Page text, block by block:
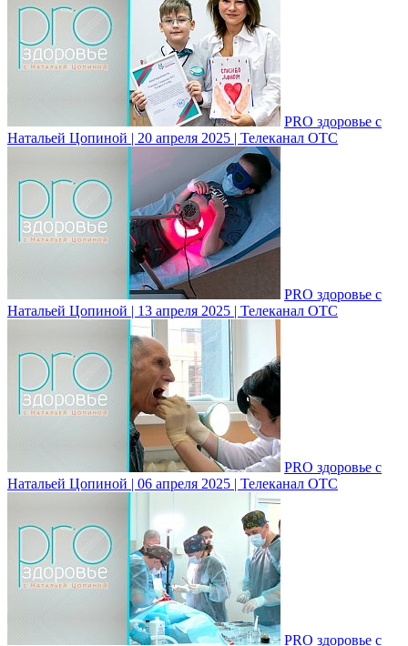
PRO здоровье с
Натальей Цопиной | 20 апреля 2025 | Телеканал ОТС
PRO здоровье с
Натальей Цопиной | 13 апреля 2025 | Телеканал ОТС
PRO здоровье с
Натальей Цопиной | 06 апреля 2025 | Телеканал ОТС
PRO здоровье с